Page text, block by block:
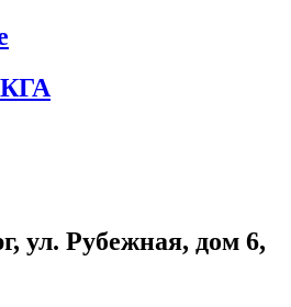
КГА
ул. Рубежная, дом 6,